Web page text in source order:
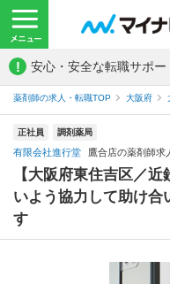
! 安心・安全な転職サポー
薬剤師の求人・転職TOP 大阪府
正社員 調剤薬局
有限会社進行堂 鷹合店の薬剤師求
【大阪府東住吉区／
いよう協力して助け合
す